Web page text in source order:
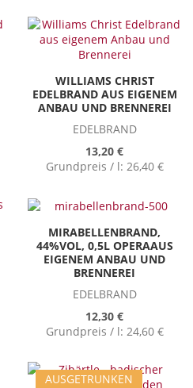
WILLIAMS CHRIST
EDELBRAND AUS EIGENEM
ANBAU UND BRENNEREI
EDELBRAND
13,20 €
Grundpreis / l: 26,40 €
MIRABELLENBRAND,
44%VOL, 0,5L OPERAAUS
EIGENEM ANBAU UND
BRENNEREI
EDELBRAND
12,30 €
Grundpreis / l: 24,60 €
AUSGETRUNKEN